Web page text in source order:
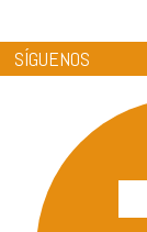
SÍGUENOS